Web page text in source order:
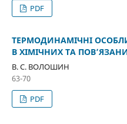
PDF
ТЕРМОДИНАМІЧНІ
В ХІМІЧНИХ ТА
В. С. ВОЛОШИН
63-70
PDF